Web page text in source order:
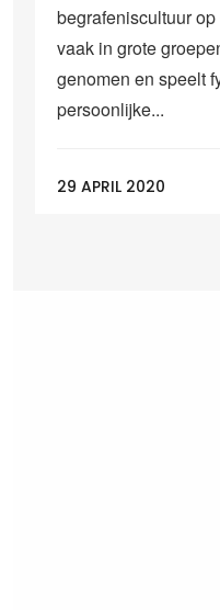
begrafeniscultuur
vaak in grote
genomen en speelt
persoonlijke...
29 APRIL 2020